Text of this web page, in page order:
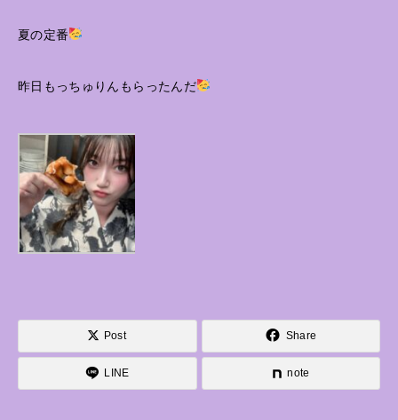
夏の定番
昨日もっちゅりんもらったんだ
Post Share
LINE note